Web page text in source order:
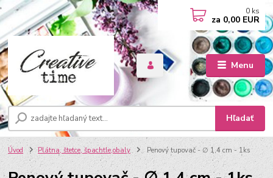
Menu
Hľadať
0 ks
za 0,00 EUR
Úvod Plátna, štetce, špachtle,obaly Penový tupovač - ∅ 1,4 cm - 1ks